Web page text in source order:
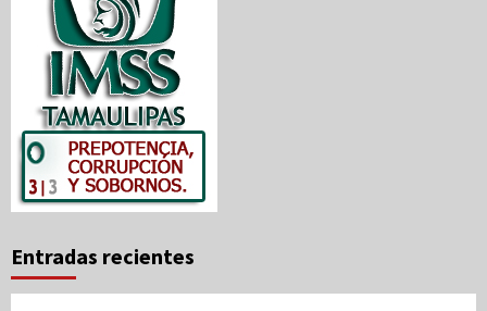
Entradas recientes